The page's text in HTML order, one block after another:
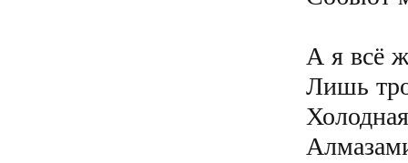
А я всё
Лишь